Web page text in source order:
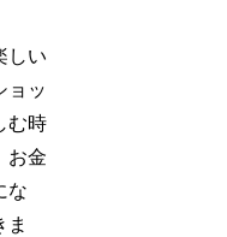
しい
ョッ
む時
お金
な
ま